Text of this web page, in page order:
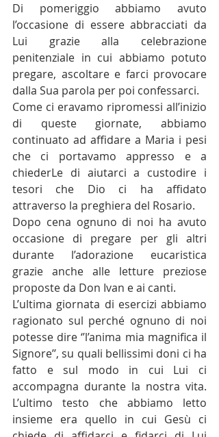
Di pomeriggio abbiamo avuto
l’occasione di essere abbracciati da
Lui grazie alla celebrazione
penitenziale in cui abbiamo potuto
pregare, ascoltare e farci provocare
dalla Sua parola per poi confessarci.
Come ci eravamo ripromessi all’inizio
di queste giornate, abbiamo
continuato ad affidare a Maria i pesi
che ci portavamo appresso e a
chiederLe di aiutarci a custodire i
tesori che Dio ci ha affidato
attraverso la preghiera del Rosario.
Dopo cena ognuno di noi ha avuto
occasione di pregare per gli altri
durante l’adorazione eucaristica
grazie anche alle letture preziose
proposte da Don Ivan e ai canti.
L’ultima giornata di esercizi abbiamo
ragionato sul perché ognuno di noi
potesse dire ‘’l’anima mia magnifica il
Signore’’, su quali bellissimi doni ci ha
fatto e sul modo in cui Lui ci
accompagna durante la nostra vita.
L’ultimo testo che abbiamo letto
insieme era quello in cui Gesù ci